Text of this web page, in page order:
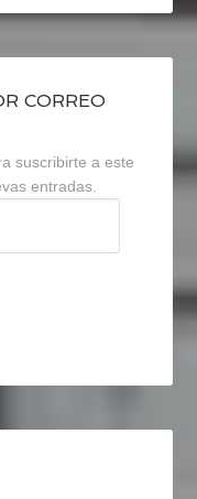
CORREO
suscribirte a este
entradas.